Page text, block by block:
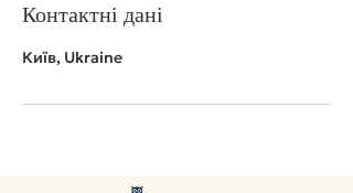
Контактні дані
Київ, Ukraine